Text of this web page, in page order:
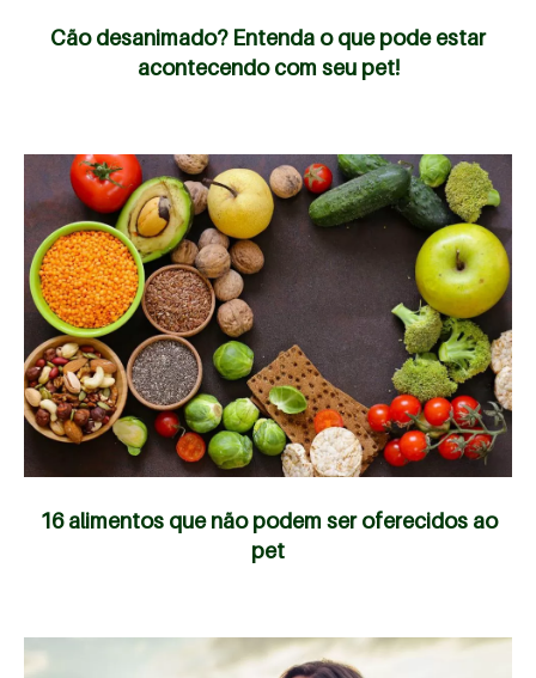
Cão desanimado? Entenda o que pode estar
acontecendo com seu pet!
16 alimentos que não podem ser oferecidos ao
pet